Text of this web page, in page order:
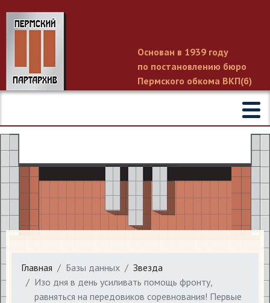
Основан в 1939 году
по постановлению бюро
Пермского обкома ВКП(б)
Главная Базы данных
Звезда
Изо дня в день усиливать помощь фронту,
равняться на передовиков соревнования! Первые